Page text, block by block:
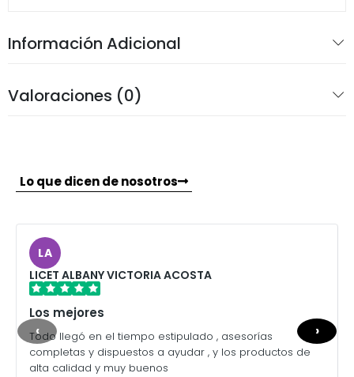
Información Adicional
Valoraciones (0)
Lo que dicen de nosotros
LA
LICET ALBANY VICTORIA ACOSTA
Los mejores
Todo llegó en el tiempo estipulado , asesorías
completas y dispuestos a ayudar , y los productos de
alta calidad y muy buenos
‹ ›